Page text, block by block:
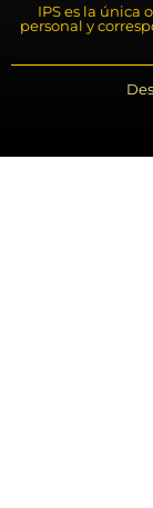
IPS es la única
personal y